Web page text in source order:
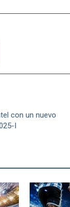
con un nuevo
I